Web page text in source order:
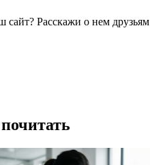
сайт? Расскажи о нем друзьям